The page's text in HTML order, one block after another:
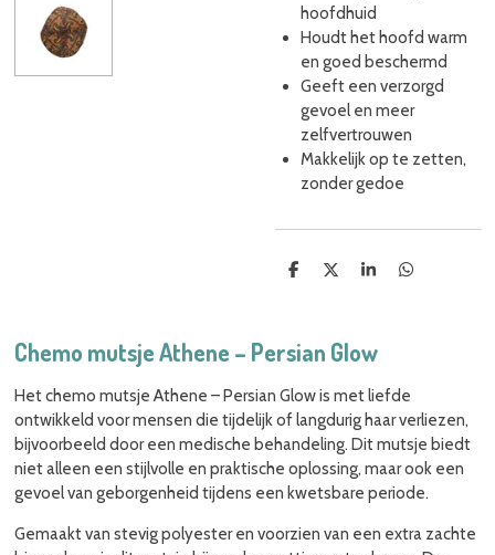
hoofdhuid
Houdt het hoofd warm
en goed beschermd
Geeft een verzorgd
gevoel en meer
zelfvertrouwen
Makkelijk op te zetten,
zonder gedoe
D
n
D
S
D
Chemo mutsje Athene – Persian Glow
Het chemo mutsje Athene – Persian Glow is met liefde
ontwikkeld voor mensen die tijdelijk of langdurig haar verliezen,
bijvoorbeeld door een medische behandeling. Dit mutsje biedt
niet alleen een stijlvolle en praktische oplossing, maar ook een
gevoel van geborgenheid tijdens een kwetsbare periode.
Gemaakt van stevig polyester en voorzien van een extra zachte